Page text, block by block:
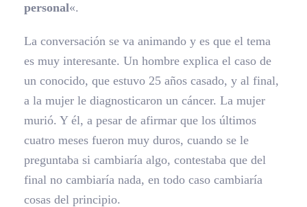
personal«.
La conversación se va animando y es que el tema
es muy interesante. Un hombre explica el caso de
un conocido, que estuvo 25 años casado, y al final,
a la mujer le diagnosticaron un cáncer. La mujer
murió. Y él, a pesar de afirmar que los últimos
cuatro meses fueron muy duros, cuando se le
preguntaba si cambiaría algo, contestaba que del
final no cambiaría nada, en todo caso cambiaría
cosas del principio.